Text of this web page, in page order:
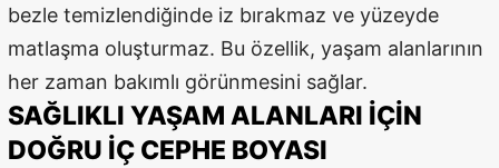
bezle temizlendiğinde iz bırakmaz ve yüzeyde
matlaşma oluşturmaz. Bu özellik, yaşam alanlarının
her zaman bakımlı görünmesini sağlar.
SAĞLIKLI YAŞAM ALANLARI İÇIN
DOĞRU İÇ CEPHE BOYASI